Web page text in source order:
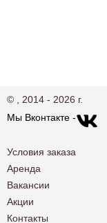
© , 2014 - 2026 г.
Мы Вконтакте -
Условия заказа
Аренда
Вакансии
Акции
Контакты